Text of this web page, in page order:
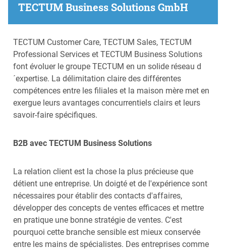
TECTUM Business Solutions GmbH
TECTUM Customer Care, TECTUM Sales, TECTUM
Professional Services et TECTUM Business Solutions
font évoluer le groupe TECTUM en un solide réseau d
´expertise. La délimitation claire des différentes
compétences entre les filiales et la maison mère met en
exergue leurs avantages concurrentiels clairs et leurs
savoir-faire spécifiques.
B2B avec TECTUM Business Solutions
La relation client est la chose la plus précieuse que
détient une entreprise. Un doigté et de l'expérience sont
nécessaires pour établir des contacts d'affaires,
développer des concepts de ventes efficaces et mettre
en pratique une bonne stratégie de ventes. C'est
pourquoi cette branche sensible est mieux conservée
entre les mains de spécialistes. Des entreprises comme